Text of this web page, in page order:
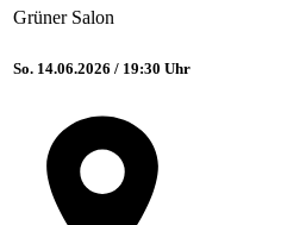
Grüner Salon
So. 14.06.2026 / 19:30 Uhr